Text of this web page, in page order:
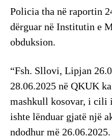
Policia tha në raportin
dërguar në Institutin e
obduksion.
“Fsh. Sllovi, Lipjan
28.06.2025 në QKUK
mashkull kosovar, i cili
ishte lënduar gjatë një
ndodhur më